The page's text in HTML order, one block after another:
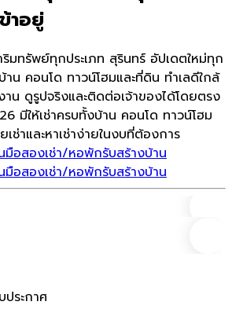
าอยู่
ริมทรัพย์ทุกประเภท สุรินทร์ อัปเดตใหม่ทุก
าน คอนโด ทาวน์โฮมและที่ดิน ทำเลดีใกล้
น ดูรูปจริงและติดต่อเจ้าของได้โดยตรง
มีให้เช่าครบทั้งบ้าน คอนโด ทาวน์โฮม
ช่าและหาเช่าง่ายในงบที่ต้องการ
มือสองเช่า/หอพักรับสร้างบ้าน
มือสองเช่า/หอพักรับสร้างบ้าน
ประกาศ